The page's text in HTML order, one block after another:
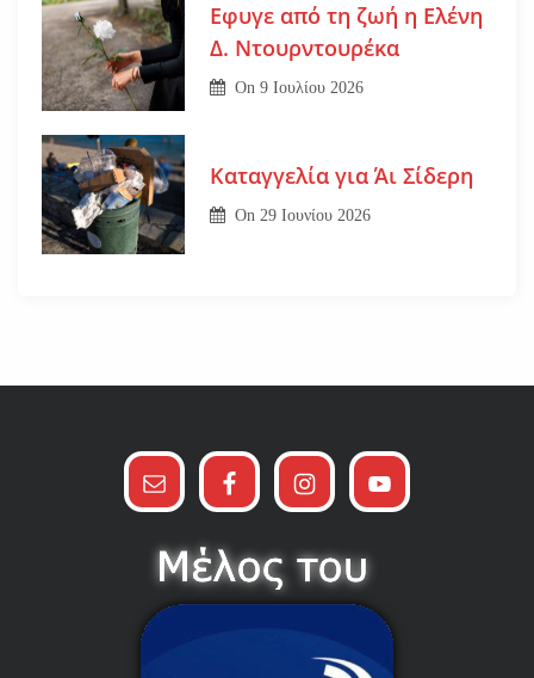
Εφυγε από τη ζωή η Ελένη
Δ. Ντουρντουρέκα
On9 Ιουλίου 2026
Καταγγελία για Άι Σίδερη
On 29 Ιουνίου 2026